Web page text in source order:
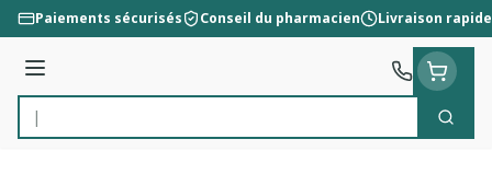
Aller au contenu
Paiements sécurisés Conseil du pharmacien Livraison rapide
Menu
Rechercher